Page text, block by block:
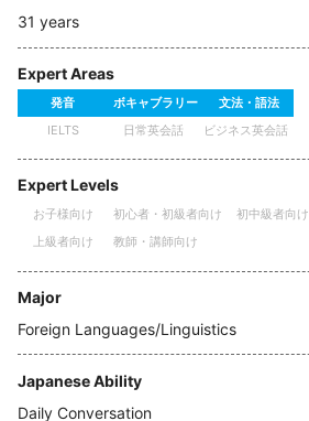
31 years
Expert Areas
発音 ボキャブラリー 文法・語法
IELTS
日常英会話 ビジネス英会話
Expert Levels
お子様向け 初心者・初級者向け 初中級者向け
上級者向け
教師・講師向け
Major
Foreign Languages/Linguistics
Japanese Ability
Daily Conversation